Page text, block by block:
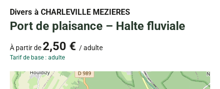
Divers à CHARLEVILLE MEZIERES
Port de plaisance – Halte fluviale
À partir de2,50 € / adulte
Tarif de base : adulte